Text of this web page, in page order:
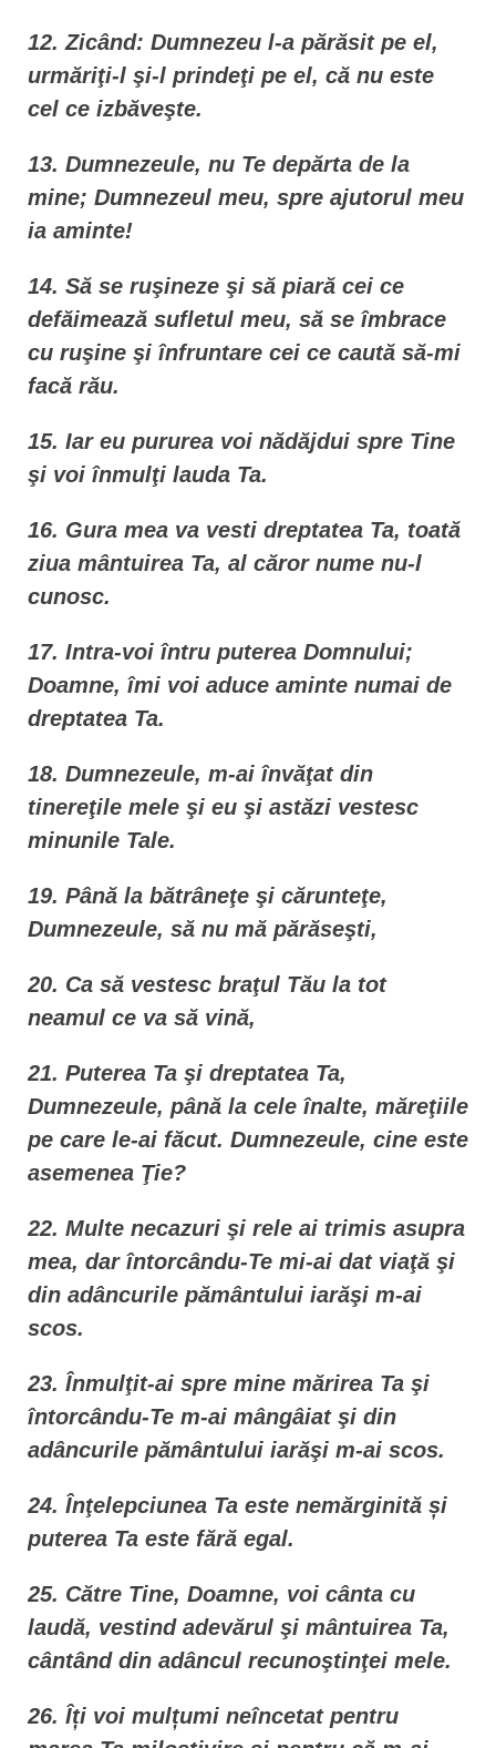
12. Zicând: Dumnezeu l-a părăsit pe el,
urmăriţi-l şi-l prindeţi pe el, că nu este
cel ce izbăveşte.
13. Dumnezeule, nu Te depărta de la
mine; Dumnezeul meu, spre ajutorul meu
ia aminte!
14. Să se ruşineze şi să piară cei ce
defăimează sufletul meu, să se îmbrace
cu ruşine şi înfruntare cei ce caută să-mi
facă rău.
15. Iar eu pururea voi nădăjdui spre Tine
şi voi înmulţi lauda Ta.
16. Gura mea va vesti dreptatea Ta, toată
ziua mântuirea Ta, al căror nume nu-l
cunosc.
17. Intra-voi întru puterea Domnului;
Doamne, îmi voi aduce aminte numai de
dreptatea Ta.
18. Dumnezeule, m-ai învăţat din
tinereţile mele şi eu şi astăzi vestesc
minunile Tale.
19. Până la bătrâneţe şi cărunteţe,
Dumnezeule, să nu mă părăseşti,
20. Ca să vestesc braţul Tău la tot
neamul ce va să vină,
21. Puterea Ta şi dreptatea Ta,
Dumnezeule, până la cele înalte, măreţiile
pe care le-ai făcut. Dumnezeule, cine este
asemenea Ţie?
22. Multe necazuri şi rele ai trimis asupra
mea, dar întorcându-Te mi-ai dat viaţă şi
din adâncurile pământului iarăşi m-ai
scos.
23. Înmulţit-ai spre mine mărirea Ta şi
întorcându-Te m-ai mângâiat şi din
adâncurile pământului iarăşi m-ai scos.
24. Înţelepciunea Ta este nemărginită și
puterea Ta este fără egal.
25. Către Tine, Doamne, voi cânta cu
laudă, vestind adevărul şi mântuirea Ta,
cântând din adâncul recunoştinţei mele.
26. Îți voi mulțumi neîncetat pentru